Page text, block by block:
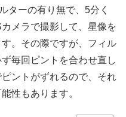
ターの有り無で、5分く
メラで撮影して、星像を
。その際ですが、フィル
毎回ピントを合わせ直し
ントがずれるので、それ
性もあります。